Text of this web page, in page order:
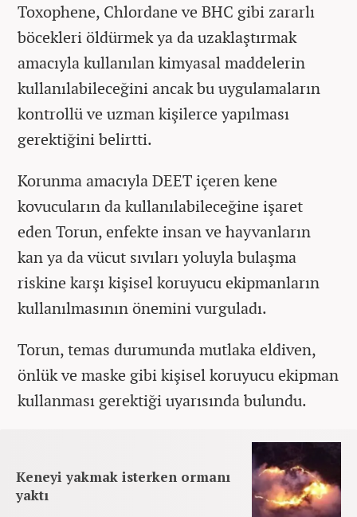
Toxophene, Chlordane ve BHC gibi zararlı
böcekleri öldürmek ya da uzaklaştırmak
amacıyla kullanılan kimyasal maddelerin
kullanılabileceğini ancak bu uygulamaların
kontrollü ve uzman kişilerce yapılması
gerektiğini belirtti.
Korunma amacıyla DEET içeren kene
kovucuların da kullanılabileceğine işaret
eden Torun, enfekte insan ve hayvanların
kan ya da vücut sıvıları yoluyla bulaşma
riskine karşı kişisel koruyucu ekipmanların
kullanılmasının önemini vurguladı.
Torun, temas durumunda mutlaka eldiven,
önlük ve maske gibi kişisel koruyucu ekipman
kullanması gerektiği uyarısında bulundu.
Keneyi yakmak isterken ormanı
yaktı